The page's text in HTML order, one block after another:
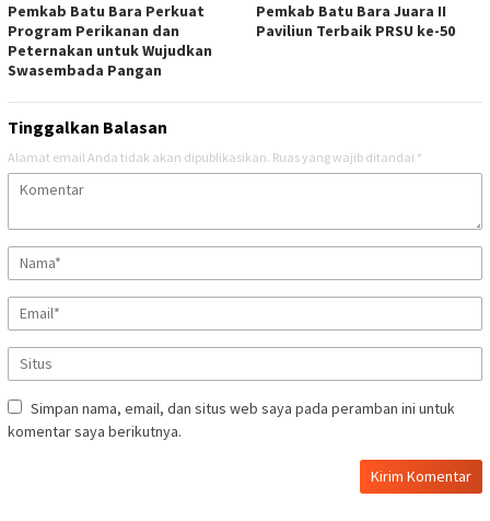
Pemkab Batu Bara Perkuat
Program Perikanan dan
Peternakan untuk Wujudkan
Swasembada Pangan
Pemkab Batu Bara Juara II
Paviliun Terbaik PRSU ke-50
Tinggalkan Balasan
Alamat email Anda tidak akan dipublikasikan. Ruas yang wajib ditandai *
Simpan nama, email, dan situs web saya pada peramban ini untuk
komentar saya berikutnya.